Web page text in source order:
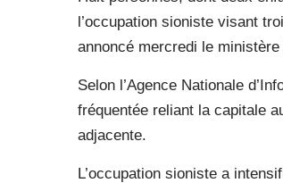
l’occupation sioniste visant
annoncé mercredi le
Selon l’Agence Nationale
fréquentée reliant la capitale
adjacente.
L’occupation sioniste a